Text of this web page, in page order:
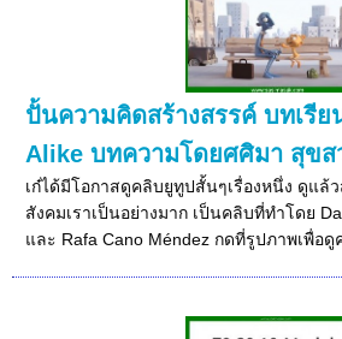
ปั้นความคิดสร้างสรรค์ บทเรี
Alike บทความโดยศศิมา สุขส
เก๋ได้มีโอกาสดูคลิบยูทูปสั้นๆเรื่องหนึ่ง ดูแล้
สังคมเราเป็นอย่างมาก เป็นคลิบที่ทำโดย
และ Rafa Cano Méndez กดที่รูปภาพเพื่อดู